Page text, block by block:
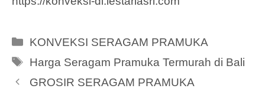
Categories
KONVEKSI SERAGAM PRAMUKA
Tags
Harga Seragam Pramuka Termurah di Bali
GROSIR SERAGAM PRAMUKA